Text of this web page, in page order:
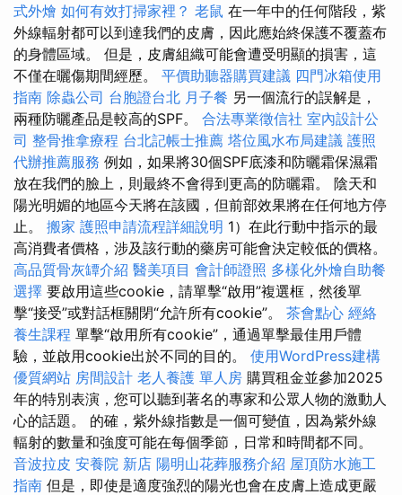
式外燴 如何有效打掃家裡？ 老鼠 在一年中的任何階段，紫
外線輻射都可以到達我們的皮膚，因此應始終保護不覆蓋布
的身體區域。 但是，皮膚組織可能會遭受明顯的損害，這
不僅在曬傷期間經歷。 平價助聽器購買建議 四門冰箱使用
指南 除蟲公司 台胞證台北 月子餐 另一個流行的誤解是，
兩種防曬產品是較高的SPF。 合法專業徵信社 室內設計公
司 整骨推拿療程 台北記帳士推薦 塔位風水布局建議 護照
代辦推薦服務 例如，如果將30個SPF底漆和防曬霜保濕霜
放在我們的臉上，則最終不會得到更高的防曬霜。 陰天和
陽光明媚的地區今天將在該國，但前部效果將在任何地方停
止。 搬家 護照申請流程詳細說明 1）在此行動中指示的最
高消費者價格，涉及該行動的藥房可能會決定較低的價格。
高品質骨灰罈介紹 醫美項目 會計師證照 多樣化外燴自助餐
選擇 要啟用這些cookie，請單擊“啟用”複選框，然後單
擊“接受”或對話框關閉“允許所有cookie”。 茶會點心 經絡
養生課程 單擊“啟用所有cookie”，通過單擊最佳用戶體
驗，並啟用cookie出於不同的目的。 使用WordPress建構
優質網站 房間設計 老人養護 單人房 購買租金並參加2025
年的特別表演，您可以聽到著名的專家和公眾人物的激動人
心的話題。 的確，紫外線指數是一個可變值，因為紫外線
輻射的數量和強度可能在每個季節，日常和時間都不同。
音波拉皮 安養院 新店 陽明山花葬服務介紹 屋頂防水施工
指南 但是，即使是適度強烈的陽光也會在皮膚上造成更嚴